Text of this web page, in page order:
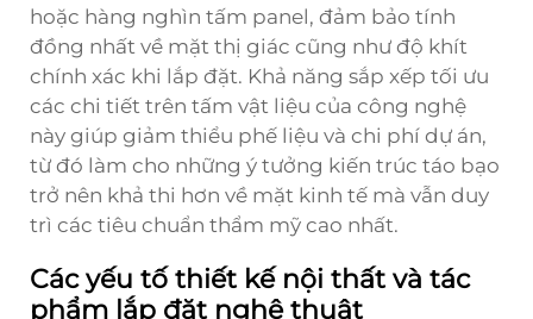
hoặc hàng nghìn tấm panel, đảm bảo tính
đồng nhất về mặt thị giác cũng như độ khít
chính xác khi lắp đặt. Khả năng sắp xếp tối ưu
các chi tiết trên tấm vật liệu của công nghệ
này giúp giảm thiểu phế liệu và chi phí dự án,
từ đó làm cho những ý tưởng kiến trúc táo bạo
trở nên khả thi hơn về mặt kinh tế mà vẫn duy
trì các tiêu chuẩn thẩm mỹ cao nhất.
Các yếu tố thiết kế nội thất và tác
phẩm lắp đặt nghệ thuật